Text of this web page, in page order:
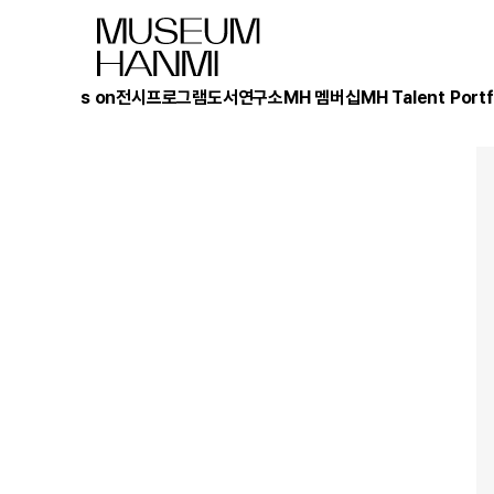
What's on전시 프로그램도서 연구소MH 멤버십MH Talent